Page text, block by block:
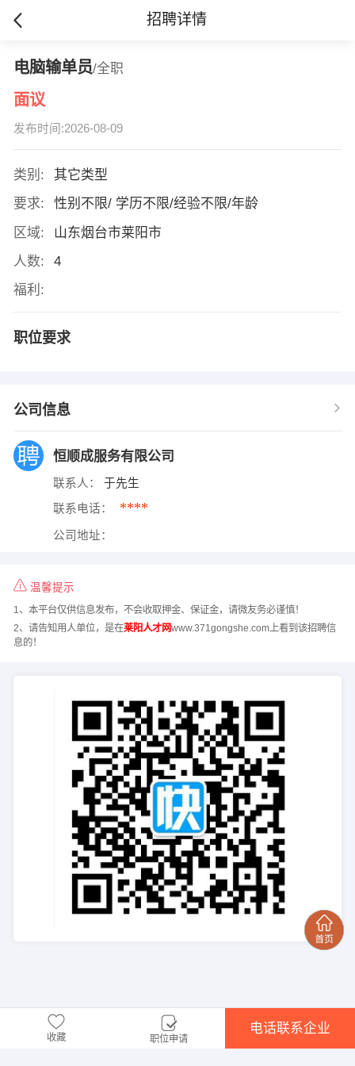
招聘详情
电脑输单员/全职
面议
发布时间:2026-08-09
类别:
其它类型
要求:
性别不限/ 学历不限/经验不限/年龄
区域:
山东烟台市莱阳市
人数:
4
福利:
职位要求
公司信息
恒顺成服务有限公司
联系人： 于先生
联系电话： ****
公司地址：
温馨提示
1、本平台仅供信息发布，不会收取押金、保证金，请微友务必谨慎！
2、请告知用人单位，是在莱阳人才网www.371gongshe.com上看到该招聘信
息的！
收藏 职位申请
电话联系企业